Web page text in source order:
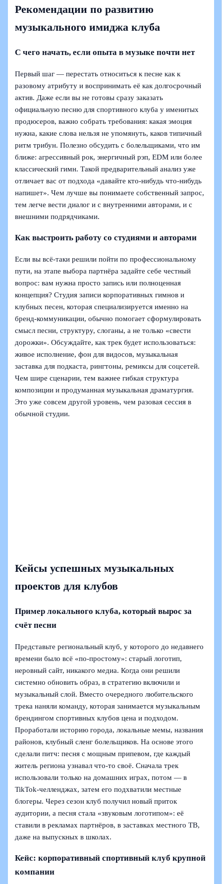
Рекомендации по развитию
музыкального имиджа клуба
С чего начать, если опыта в музыке почти нет
Первый шаг — перестать относиться к песне как к
разовому атрибуту и воспринимать её как долгосрочный
актив. Даже если вы не готовы сразу заказать
официальную песню для спортивного клуба у именитых
продюсеров, важно собрать требования: какая эмоция
нужна, какие слова нельзя не упомянуть, каков типичный
ритм трибун. Полезно обсудить с болельщиками, что им
ближе: агрессивный рок, энергичный рэп, EDM или более
классический гимн. Такой предварительный анализ уже
отличает вас от подхода «давайте кто-нибудь что-нибудь
напишет». Чем лучше вы понимаете собственный запрос,
тем легче вести диалог и с внутренними авторами, и с
внешними подрядчиками.
Как выстроить работу со студиями и авторами
Если вы всё-таки решили пойти по профессиональному
пути, на этапе выбора партнёра задайте себе честный
вопрос: вам нужна просто запись или полноценная
концепция? Студия записи корпоративных гимнов и
клубных песен, которая специализируется именно на
бренд-коммуникации, обычно помогает сформулировать
смысл песни, структуру, слоганы, а не только «свести
дорожки». Обсуждайте, как трек будет использоваться:
живое исполнение, фон для видосов, музыкальная
заставка для подкаста, рингтоны, ремиксы для соцсетей.
Чем шире сценарии, тем важнее гибкая структура
композиции и продуманная музыкальная драматургия.
Это уже совсем другой уровень, чем разовая сессия в
обычной студии.
Кейсы успешных музыкальных
проектов для клубов
Пример локального клуба, который вырос за
счёт песни
Представьте региональный клуб, у которого до недавнего
времени было всё «по-простому»: старый логотип,
неровный сайт, никакого медиа. Когда они решили
системно обновить образ, в стратегию включили и
музыкальный слой. Вместо очередного любительского
трека наняли команду, которая занимается музыкальным
брендингом спортивных клубов цена и подходом.
Проработали историю города, локальные мемы, названия
районов, клубный сленг болельщиков. На основе этого
сделали питч: песня с мощным припевом, где каждый
житель региона узнавал что-то своё. Сначала трек
использовали только на домашних играх, потом — в
TikTok-челленджах, затем его подхватили местные
блогеры. Через сезон клуб получил новый приток
аудитории, а песня стала «звуковым логотипом»: её
ставили в рекламах партнёров, в заставках местного ТВ,
даже на выпускных в школах.
Кейс: корпоративный спортивный клуб крупной
компании